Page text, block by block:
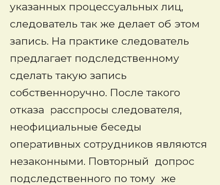
указанных процессуальных лиц,
следователь так же делает об этом
запись. На практике следователь
предлагает подследственному
сделать такую запись
собственноручно. После такого
отказа расспросы следователя,
неофициальные беседы
оперативных сотрудников являются
незаконными. Повторный допрос
подследственного по тому же